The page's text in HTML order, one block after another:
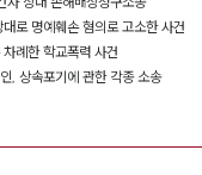
로 명예훼손 혐의로 고소한 사건
례한 학교폭력 사건
, 상속포기에 관한 각종 소송